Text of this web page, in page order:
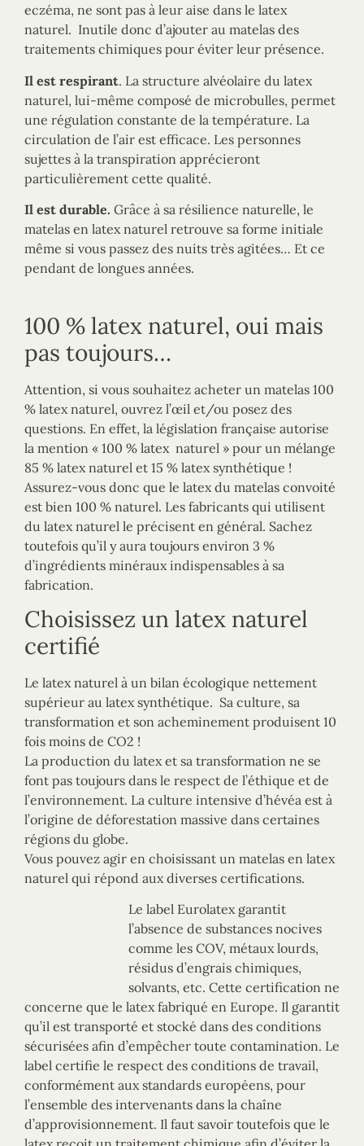
eczéma, ne sont pas à leur aise dans le latex
naturel. Inutile donc d’ajouter au matelas des
traitements chimiques pour éviter leur présence.
Il est respirant. La structure alvéolaire du latex
naturel, lui-même composé de microbulles, permet
une régulation constante de la température. La
circulation de l’air est efficace. Les personnes
sujettes à la transpiration apprécieront
particulièrement cette qualité.
Il est durable. Grâce à sa résilience naturelle, le
matelas en latex naturel retrouve sa forme initiale
même si vous passez des nuits très agitées… Et ce
pendant de longues années.
100 % latex naturel, oui mais
pas toujours…
Attention, si vous souhaitez acheter un matelas 100
% latex naturel, ouvrez l’œil et/ou posez des
questions. En effet, la législation française autorise
la mention « 100 % latex naturel » pour un mélange
85 % latex naturel et 15 % latex synthétique !
Assurez-vous donc que le latex du matelas convoité
est bien 100 % naturel. Les fabricants qui utilisent
du latex naturel le précisent en général. Sachez
toutefois qu’il y aura toujours environ 3 %
d’ingrédients minéraux indispensables à sa
fabrication.
Choisissez un latex naturel
certifié
Le latex naturel à un bilan écologique nettement
supérieur au latex synthétique. Sa culture, sa
transformation et son acheminement produisent 10
fois moins de CO2 !
La production du latex et sa transformation ne se
font pas toujours dans le respect de l’éthique et de
l’environnement. La culture intensive d’hévéa est à
l’origine de déforestation massive dans certaines
régions du globe.
Vous pouvez agir en choisissant un matelas en latex
naturel qui répond aux diverses certifications.
Le label Eurolatex garantit
l’absence de substances nocives
comme les COV, métaux lourds,
résidus d’engrais chimiques,
solvants, etc. Cette certification ne
concerne que le latex fabriqué en Europe. Il garantit
qu’il est transporté et stocké dans des conditions
sécurisées afin d’empêcher toute contamination. Le
label certifie le respect des conditions de travail,
conformément aux standards européens, pour
l’ensemble des intervenants dans la chaîne
d’approvisionnement. Il faut savoir toutefois que le